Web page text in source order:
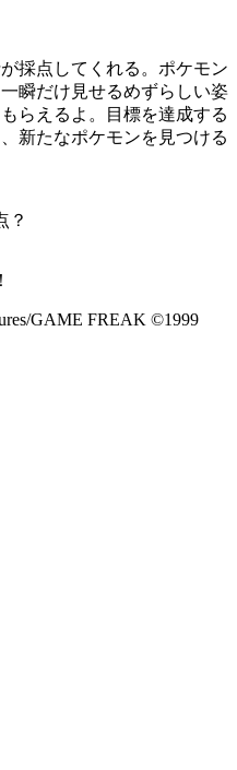
採点してくれる。ポケモン
瞬だけ見せるめずらしい姿
らえるよ。目標を達成する
新たなポケモンを見つける
？
GAME FREAK ©1999